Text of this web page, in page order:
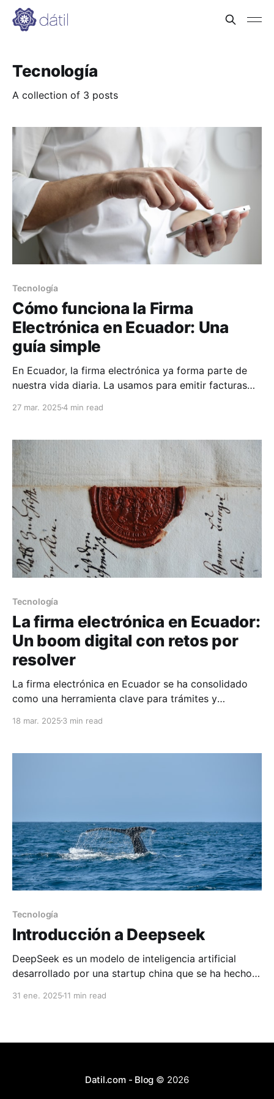
Tecnología
A collection of 3 posts
Tecnología
Cómo funciona la Firma
Electrónica en Ecuador: Una
guía simple
En Ecuador, la firma electrónica ya forma parte de
nuestra vida diaria. La usamos para emitir facturas
27 mar. 20254 min read
Tecnología
La firma electrónica en Ecuador:
Un boom digital con retos por
resolver
La firma electrónica en Ecuador se ha consolidado
como una herramienta clave para trámites y
cotidianos pero depende de superar retos técnicos
sensibles como los judiciales.
18 mar. 2025 3 min read
Tecnología
Introducción a Deepseek
DeepSeek es un modelo de inteligencia artificial
desarrollado por una startup china que se ha hecho
31 ene. 2025 11 min read
Datil.com - Blog © 2026